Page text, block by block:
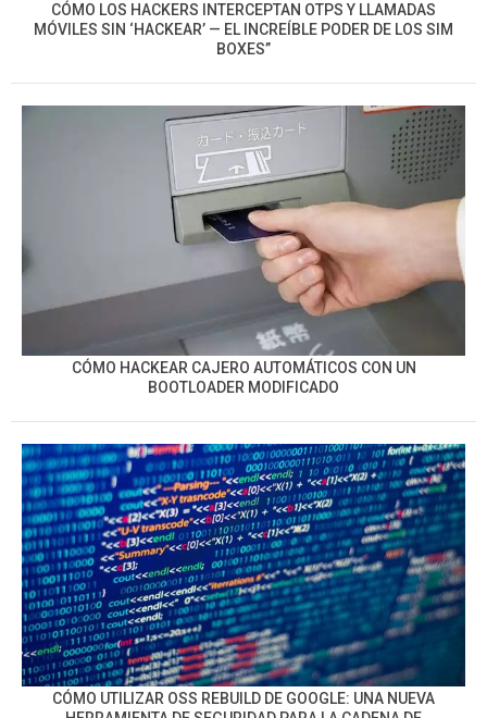
CÓMO LOS HACKERS INTERCEPTAN OTPS Y LLAMADAS
MÓVILES SIN ‘HACKEAR’ — EL INCREÍBLE PODER DE LOS SIM
BOXES”
CÓMO HACKEAR CAJERO AUTOMÁTICOS CON UN
BOOTLOADER MODIFICADO
CÓMO UTILIZAR OSS REBUILD DE GOOGLE: UNA NUEVA